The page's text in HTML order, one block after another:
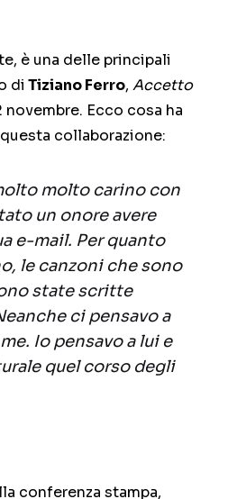
è una delle principali
di Tiziano Ferro, Accetto
Ecco cosa ha
collaborazione:
molto carino con
un onore avere
e-mail. Per quanto
le canzoni che sono
state scritte
ci pensavo a
Io pensavo a lui e
quel corso degli
conferenza stampa,